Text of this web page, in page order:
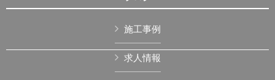
施工事例
求人情報